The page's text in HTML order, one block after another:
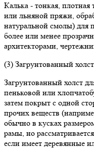
Калька - тонкая,
или льняной пряжи,
натуральной смолы) для
более или менее
архитекторами,
(3) Загрунтованный
Загрунтованный холст
пеньковой или
затем покрыт с одной
прочих веществ
обычно в кусках
рамы, но
если имеет деревянные